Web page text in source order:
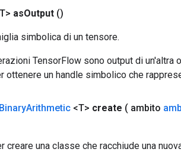
asOutput ()
simbolica di un tensore.
TensorFlow sono output di un'altra
ottenere un handle simbolico che
BinaryArithmetic <T> create ( ambito
creare una classe che racchiude una